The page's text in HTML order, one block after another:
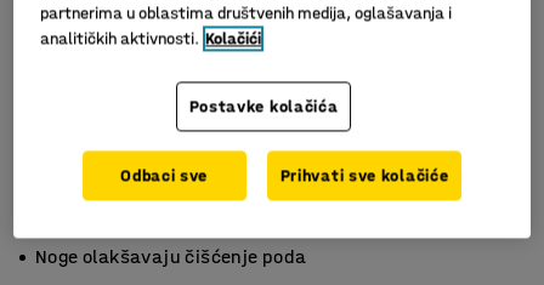
Privlačan dizajn velike udobnosti
Noge olakšavaju čišćenje poda
partnerima u oblastima društvenih medija, oglašavanja i
analitičkih aktivnosti. Kolačići
Postavke kolačića
Odbaci sve Prihvati sve kolačiće